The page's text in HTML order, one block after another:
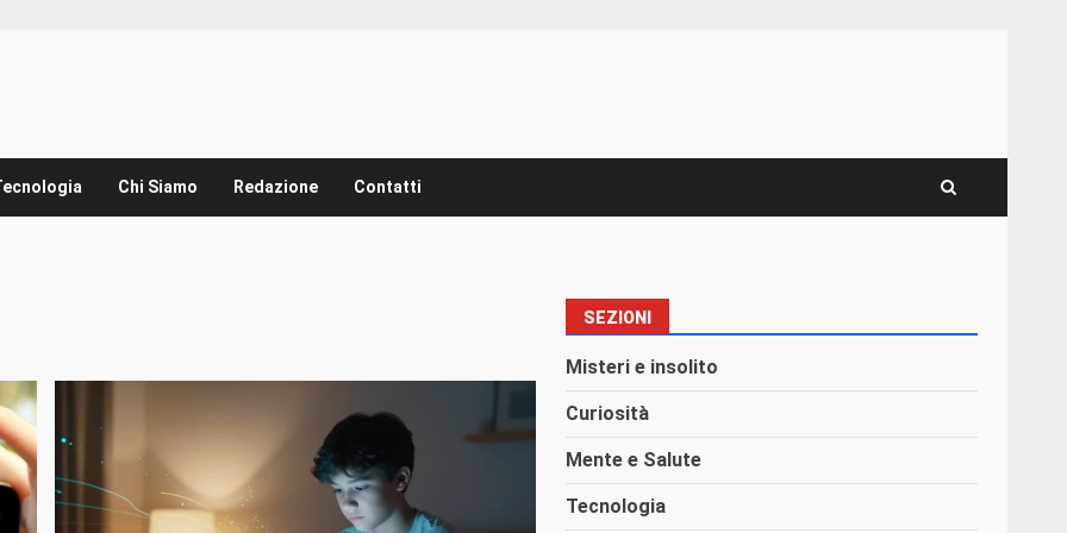
Chi Siamo Redazione Contatti
SEZIONI
Misteri e insolito
Curiosità
Mente e Salute
Tecnologia